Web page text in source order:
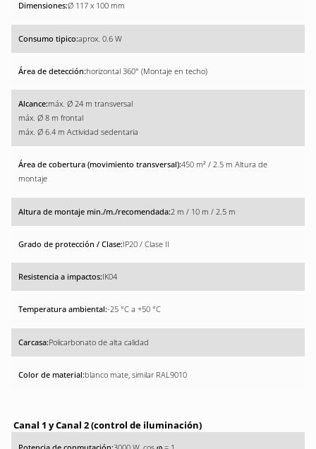
Ø 117 x 100 mm
aprox. 0.6 W
horizontal 360° (Montaje en techo)
máx. Ø 24 m transversal
máx. Ø 8 m frontal
máx. Ø 6.4 m Actividad sedentaria
450 m² / 2.5 m Altura de
montaje
2 m / 10 m / 2.5 m
IP20 / Clase II
IK04
-25 °C a +50 °C
Policarbonato de alta calidad
blanco mate, similar RAL9010
Canal 1 y Canal 2 (control de iluminación)